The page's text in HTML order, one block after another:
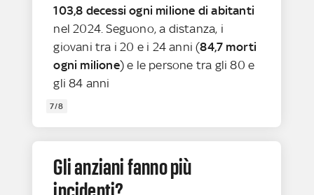
103,8 decessi ogni milione di abitanti
nel 2024. Seguono, a distanza, i
giovani tra i 20 e i 24 anni (84,7 morti
ogni milione) e le persone tra gli 80 e
gli 84 anni
7/8
Gli anziani fanno più